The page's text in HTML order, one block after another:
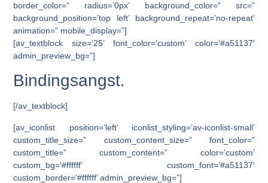
border_color=” radius=’0px’ background_color=” src=”
background_position=’top left’ background_repeat=’no-repeat’
animation=” mobile_display=”]
[av_textblock size=’25’ font_color=’custom’ color=’#a51137′
admin_preview_bg=”]
Bindingsangst.
[/av_textblock]
[av_iconlist position=’left’ iconlist_styling=’av-iconlist-small’
custom_title_size=” custom_content_size=” font_color=”
custom_title=” custom_content=” color=’custom’
custom_bg=’#ffffff’ custom_font=’#a51137′
custom_border=’#ffffff’ admin_preview_bg=”]